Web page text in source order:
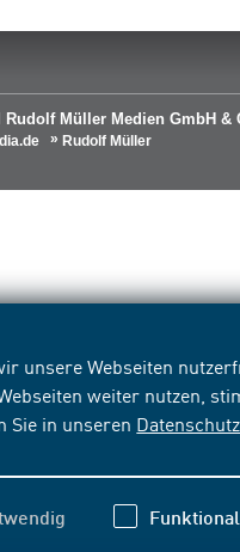
unsere Webseiten
weiter nutzen,
Sie in unseren
Funktional
Müller Medien GmbH &
Rudolf Müller